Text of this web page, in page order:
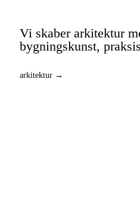
Vi skaber arkitektur
bygningskunst,
arkitektur →